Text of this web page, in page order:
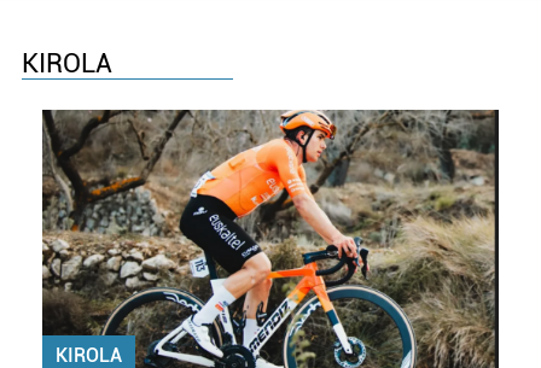
KIROLA
KIROLA